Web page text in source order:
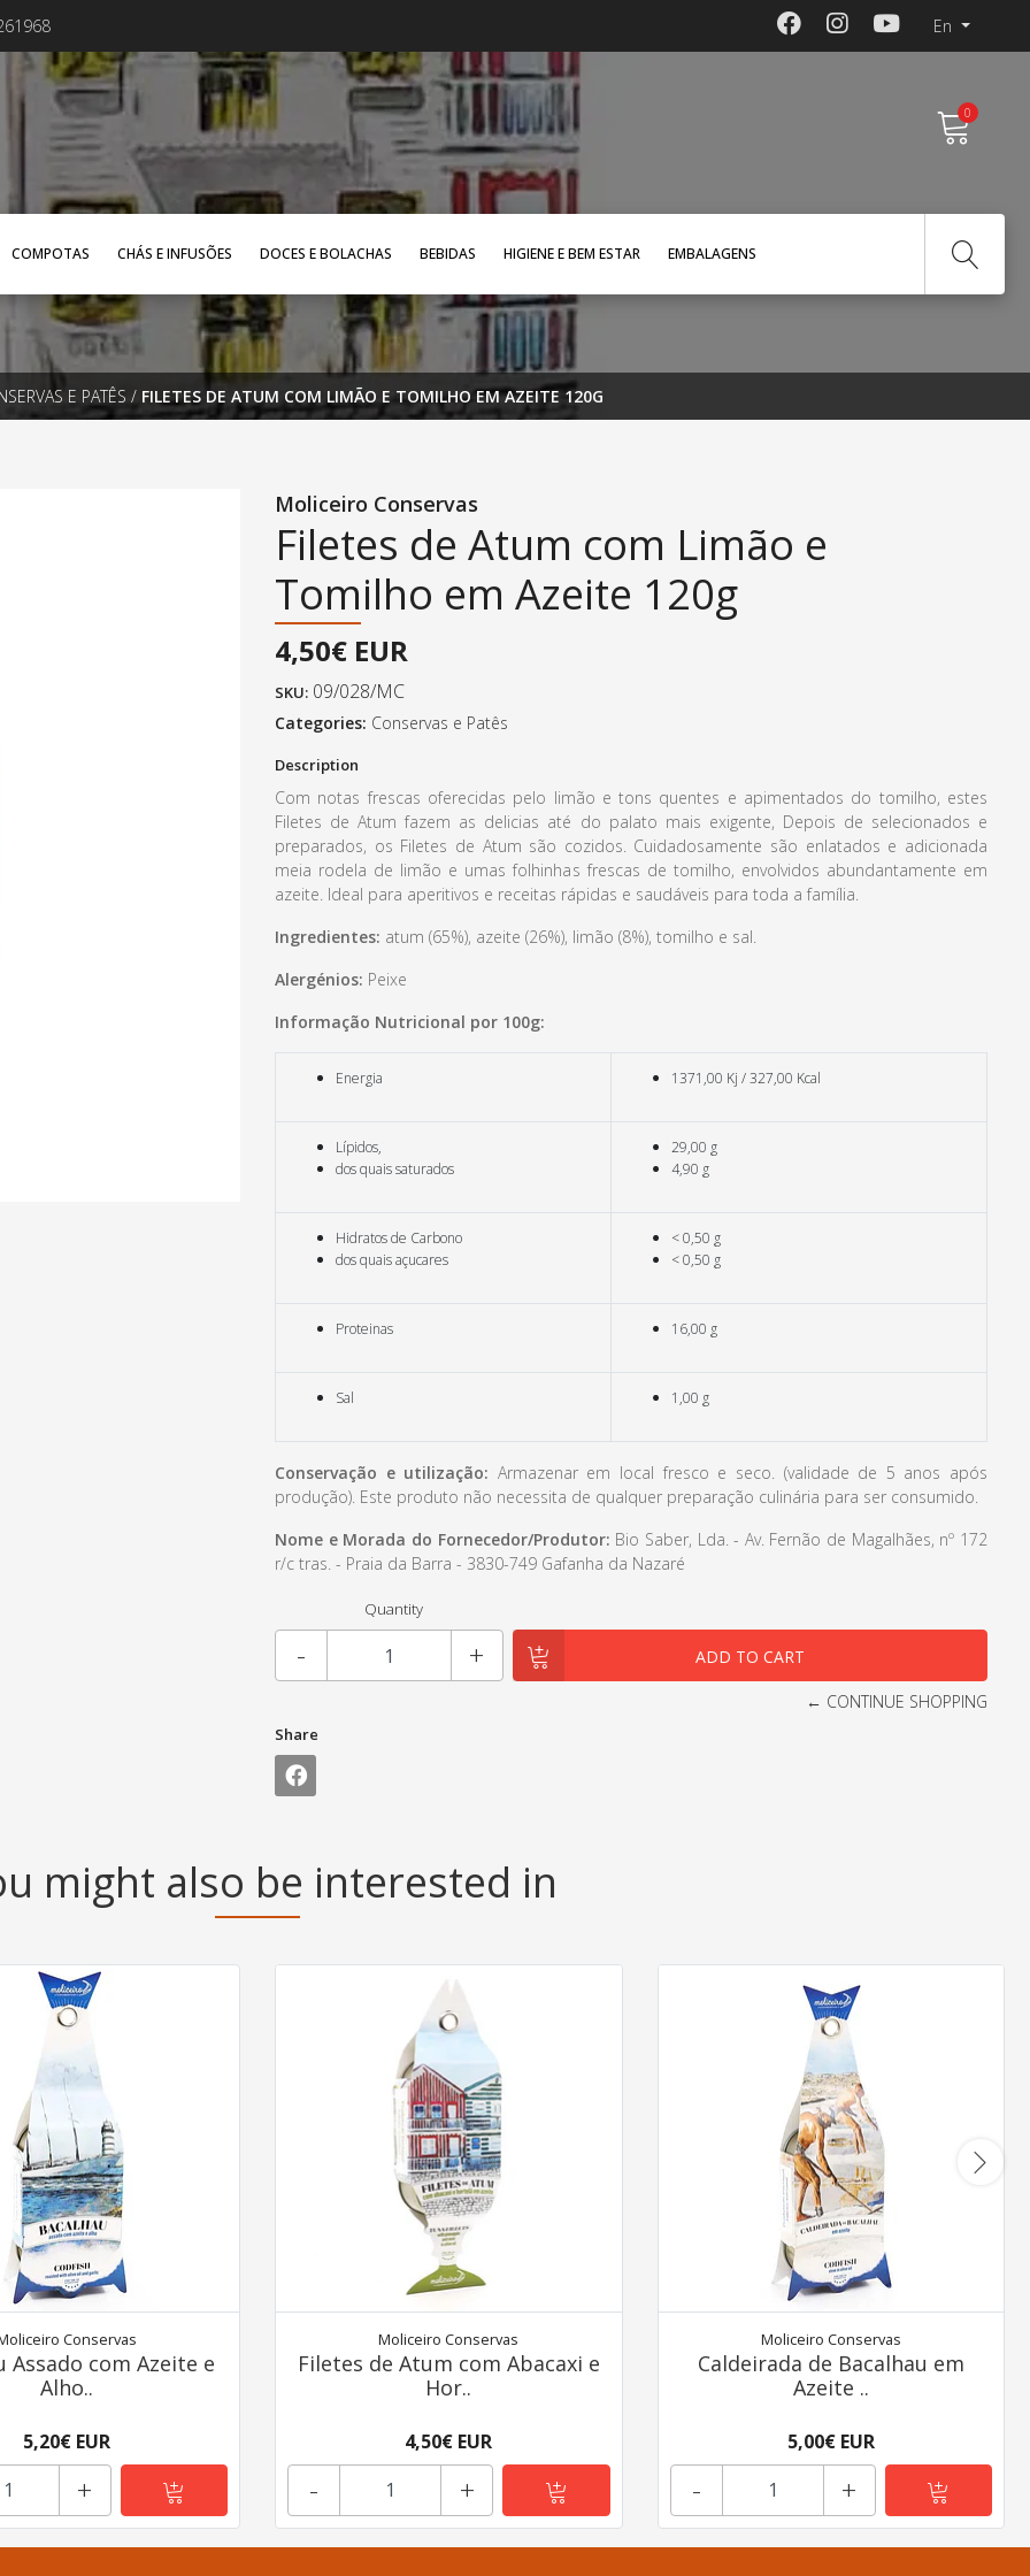
En
0
COMPOTAS CHÁS E INFUSÕES DOCES E BOLACHAS BEBIDAS HIGIENE E BEM ESTAR EMBALAGENS
E PATÊS / FILETES DE ATUM COM LIMÃO E TOMILHO EM AZEITE 120G
Moliceiro Conservas
Filetes de Atum com Limão e
Tomilho em Azeite 120g
4,50€ EUR
SKU: 09/028/MC
Categories: Conservas e Patês
Description
Com notas frescas oferecidas pelo limão e tons quentes e apimentados do tomilho, estes
Filetes de Atum fazem as delicias até do palato mais exigente, Depois de selecionados e
preparados, os Filetes de Atum são cozidos. Cuidadosamente são enlatados e adicionada
meia rodela de limão e umas folhinhas frescas de tomilho, envolvidos abundantamente em
azeite. Ideal para aperitivos e receitas rápidas e saudáveis para toda a família.
Ingredientes: atum (65%), azeite (26%), limão (8%), tomilho e sal.
Alergénios: Peixe
Informação Nutricional por 100g:
Energia 1371,00 Kj / 327,00 Kcal
Lípidos,
dos quais saturados
29,00 g
4,90 g
Hidratos de Carbono
dos quais açucares
< 0,50 g
< 0,50 g
Proteinas 16,00 g
Sal 1,00 g
Conservação e utilização: Armazenar em local fresco e seco. (validade de 5 anos após
produção). Este produto não necessita de qualquer preparação culinária para ser consumido.
Nome e Morada do Fornecedor/Produtor: Bio Saber, Lda. - Av. Fernão de Magalhães, nº 172
r/c tras. - Praia da Barra - 3830-749 Gafanha da Nazaré
Quantity
+
-
← CONTINUE SHOPPING
Share
might also be interested in
Conservas
Assado com Azeite e
Alho..
5,20€ EUR
+
Moliceiro Conservas
Filetes de Atum com Abacaxi e
Hor..
4,50€ EUR
+
-
Moliceiro Conservas
Caldeirada de Bacalhau em
Azeite ..
5,00€ EUR
+
-